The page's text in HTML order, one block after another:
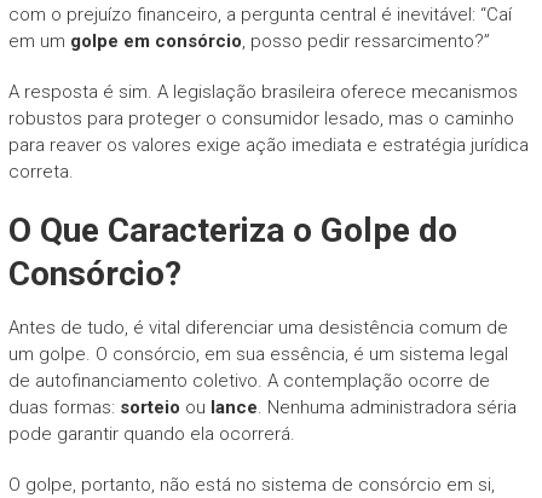
com o prejuízo financeiro, a pergunta central é inevitável: “Caí
em um golpe em consórcio, posso pedir ressarcimento?”
A resposta é sim. A legislação brasileira oferece mecanismos
robustos para proteger o consumidor lesado, mas o caminho
para reaver os valores exige ação imediata e estratégia jurídica
correta.
O Que Caracteriza o Golpe do
Consórcio?
Antes de tudo, é vital diferenciar uma desistência comum de
um golpe. O consórcio, em sua essência, é um sistema legal
de autofinanciamento coletivo. A contemplação ocorre de
duas formas: sorteio ou lance. Nenhuma administradora séria
pode garantir quando ela ocorrerá.
O golpe, portanto, não está no sistema de consórcio em si,